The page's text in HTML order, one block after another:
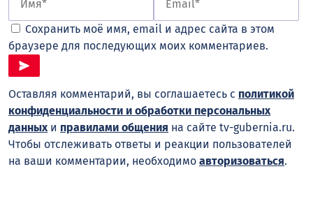
Сохранить моё имя, email и адрес сайта в этом
браузере для последующих моих комментариев.
Оставляя комментарий, вы соглашаетесь с политикой
конфиденциальности и обработки персональных
данныхи правилами общения на сайте tv-gubernia.ru.
Чтобы отслеживать ответы и реакции пользователей
на ваши комментарии, необходимо авторизоваться.